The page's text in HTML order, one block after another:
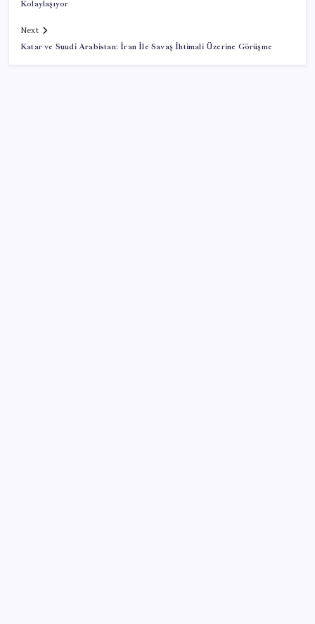
Kolaylaşıyor
Next
Katar ve Suudi Arabistan: İran İle Savaş İhtimali Üzerine Görüşme